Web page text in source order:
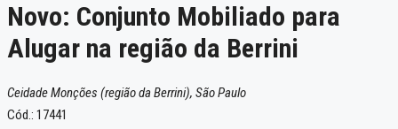
Novo: Conjunto Mobiliado para
Alugar na região da Berrini
Ceidade Monções (região da Berrini), São Paulo
Cód.: 17441